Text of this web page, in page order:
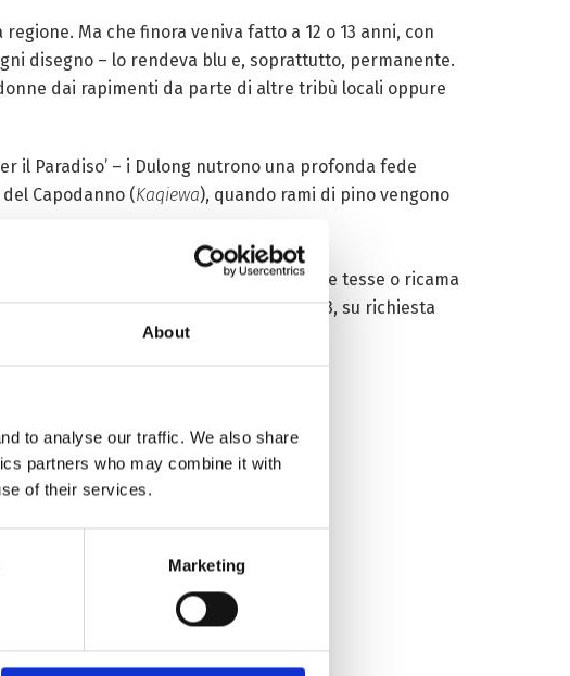
About
to analyse our traffic. We also share
partners who may combine it with
of their services.
Marketing
Ma che finora veniva fatto a 12 o 13 anni, con
disegno – lo rendeva blu e, soprattutto, permanente.
dai rapimenti da parte di altre tribù locali oppure
il Paradiso’ – i Dulong nutrono una profonda fede
Capodanno (Kaqiewa), quando rami di pino vengono
le informazioni, crea nodi per contare e tesse o ricama
basata sul dialetto locale, e solo nel 1983, su richiesta